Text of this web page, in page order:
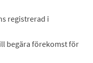
registrerad i
begära förekomst för